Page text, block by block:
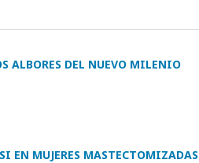
ALBORES DEL NUEVO MILENIO
EN MUJERES MASTECTOMIZADAS